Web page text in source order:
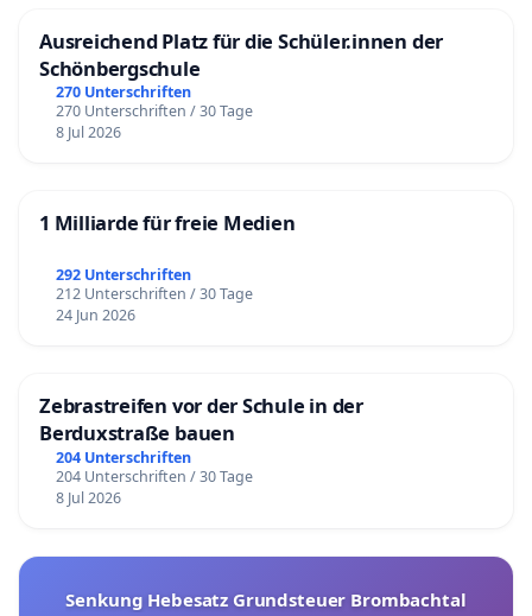
Ausreichend Platz für die Schüler.innen der
Schönbergschule
270 Unterschriften
270 Unterschriften / 30 Tage
8 Jul 2026
1 Milliarde für freie Medien
292 Unterschriften
212 Unterschriften / 30 Tage
24 Jun 2026
Zebrastreifen vor der Schule in der
Berduxstraße bauen
204 Unterschriften
204 Unterschriften / 30 Tage
8 Jul 2026
Senkung Hebesatz Grundsteuer Brombachtal